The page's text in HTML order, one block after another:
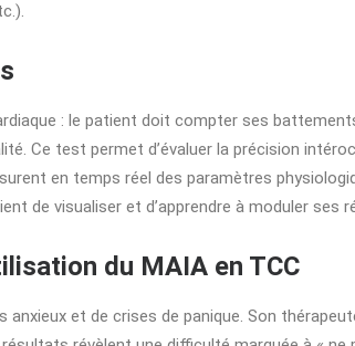
: le patient doit compter ses
Ce test permet d’évaluer la précision
en temps réel des paramètres
de visualiser et d’apprendre à moduler ses
du MAIA en TCC
et de crises de panique. Son